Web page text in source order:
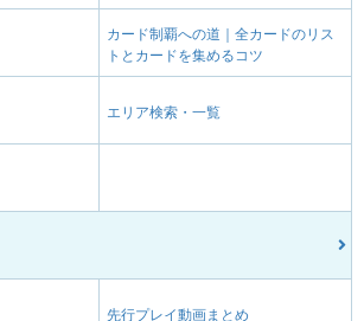
カード制覇への道｜全カードのリス
トとカードを集めるコツ
エリア検索・一覧
先行プレイ動画まとめ